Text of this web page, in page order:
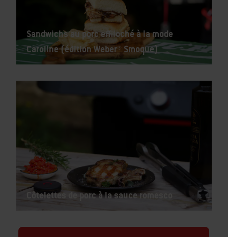
Sandwichs au porc effiloché à la mode
Caroline (édition Weber® Smoque)
Côtelettes de porc à la sauce romesco